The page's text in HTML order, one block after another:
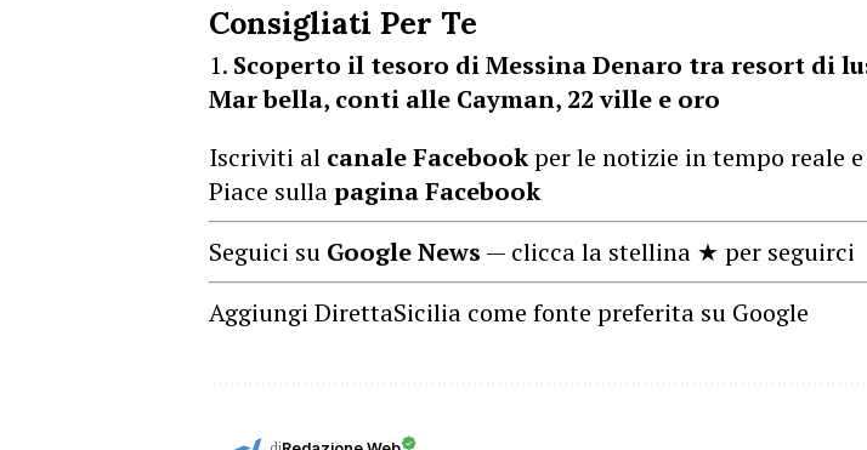
Consigliati Per Te
Scoperto il tesoro di Messina Denaro tra resort di
Mar bella, conti alle Cayman, 22 ville e oro
Iscriviti al canale Facebookper le notizie in tempo reale
Piace sullapagina Facebook
Seguici su Google News — clicca la stellina ★ per seguirci
Aggiungi DirettaSicilia come fonte preferita su Google